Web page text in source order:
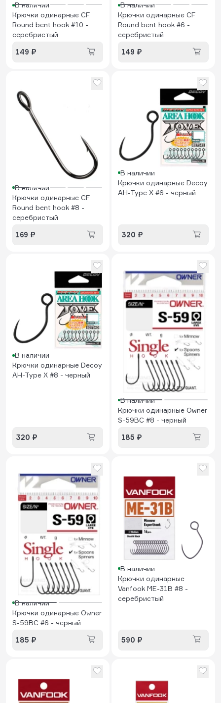
В наличии
Крючки одинарные CF
Round bent hook #10 -
серебристый
149 ₽
В наличии
Крючки одинарные CF
Round bent hook #6 -
серебристый
149 ₽
В наличии
Крючки одинарные CF
Round bent hook #8 -
серебристый
169 ₽
В наличии
Крючки одинарные Decoy
AH-Type X #6 - черный
320 ₽
В наличии
Крючки одинарные Decoy
AH-Type X #8 - черный
320 ₽
В наличии
Крючки одинарные Owner
S-59BC #8 - черный
185 ₽
В наличии
Крючки одинарные Owner
S-59BC #6 - черный
185 ₽
В наличии
Крючки одинарные
Vanfook ME-31B #8 -
серебристый
590 ₽